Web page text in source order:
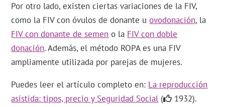
Por otro lado, existen ciertas variaciones de la FIV,
como la FIV con óvulos de donante uovodonación, la
FIV con donante de semen o la FIV con doble
donación. Además, el método ROPA es una FIV
ampliamente utilizada por parejas de mujeres.
Puedes leer el artículo completo en: La reproducción
asistida: tipos, precio y Seguridad Social ( 1932).